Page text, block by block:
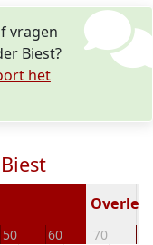
vragen
Biest?
het
50 60 70